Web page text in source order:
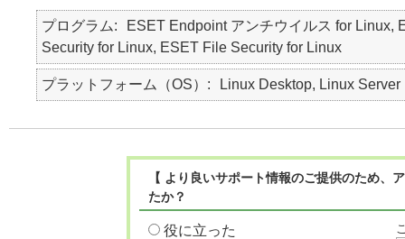
プログラム
ESET Endpoint アンチウイルス for Linux,
Security for Linux, ESET File Security for Linux
プラットフォーム（OS） Linux Desktop, Linux Server
【 より良いサポート情報のご提供のため
たか？
役に立った